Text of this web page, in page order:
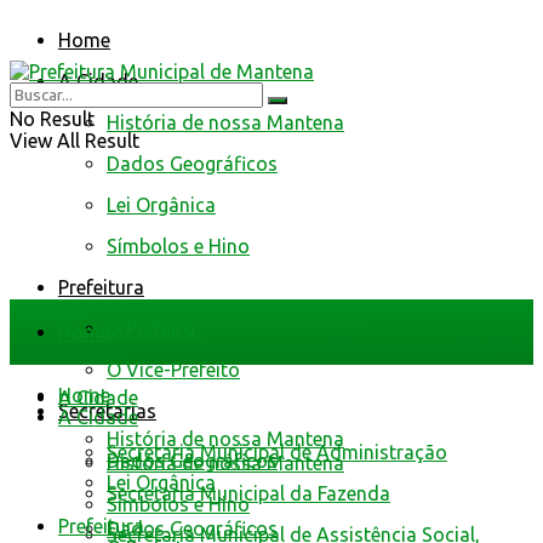
Home
A Cidade
História de nossa Mantena
Dados Geográficos
Lei Orgânica
Símbolos e Hino
Prefeitura
O Vice-Prefeito
Secretarias
Secretaria Municipal de Administração
Secretaria Municipal da Fazenda
Secretaria Municipal de Assistência Social,
No Result
View All Result
Home
A Cidade
História de nossa Mantena
Dados Geográficos
Home
A Cidade
História de nossa Mantena
Dados Geográficos
Lei Orgânica
Símbolos e Hino
Prefeitura